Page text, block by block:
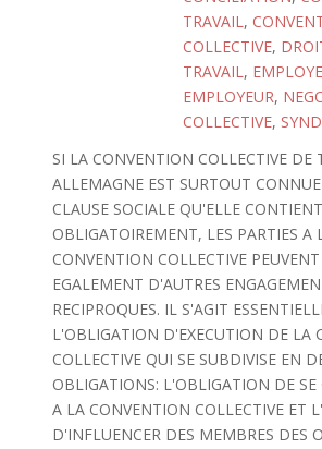
TRAVAIL,
COLLECTIVE,
TRAVAIL, EMPLOYE
EMPLOYEUR,
COLLECTIVE,
SI LA CONVENTION COLLECTIVE DE
ALLEMAGNE EST SURTOUT
CLAUSE SOCIALE QU'ELLE CONTIENT
OBLIGATOIREMENT, LES PARTIES A
CONVENTION COLLECTIVE
EGALEMENT D'AUTRES
RECIPROQUES. IL S'AGIT
L'OBLIGATION D'EXECUTION DE LA
COLLECTIVE QUI SE SUBDIVISE EN
OBLIGATIONS: L'OBLIGATION DE SE
A LA CONVENTION COLLECTIVE ET
D'INFLUENCER DES MEMBRES DES